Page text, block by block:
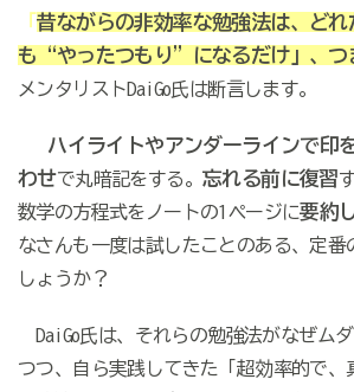
「昔ながらの非効率な勉強法は、ど
も“やったつもり”になるだけ」、つ
メンタリストDaiGo氏は断言します。
ハイライトやアンダーラインで印
わせで丸暗記をする。 忘れる前に復習
数学の方程式をノートの1ページに要約
なさんも一度は試したことのある、定番
しょうか？
DaiGo氏は、それらの勉強法がなぜム
つつ、自ら実践してきた「超効率的で、